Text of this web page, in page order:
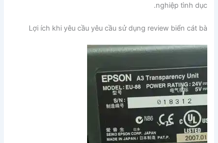
nghiệp tình dục.
Lợi ích khi yêu cầu yêu cầu sử dụng review biển cát bà